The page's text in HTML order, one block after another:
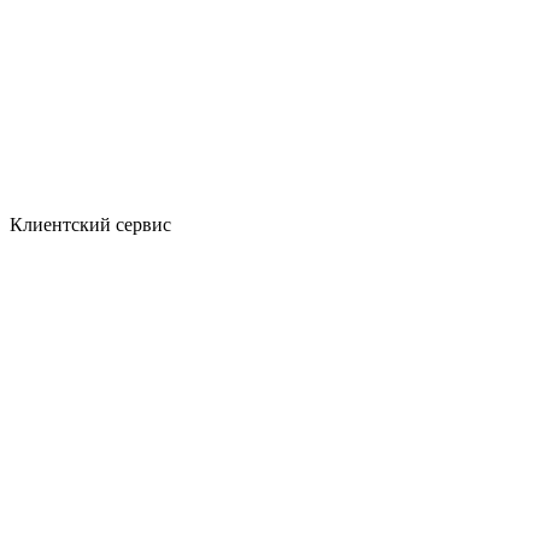
Клиентский сервис